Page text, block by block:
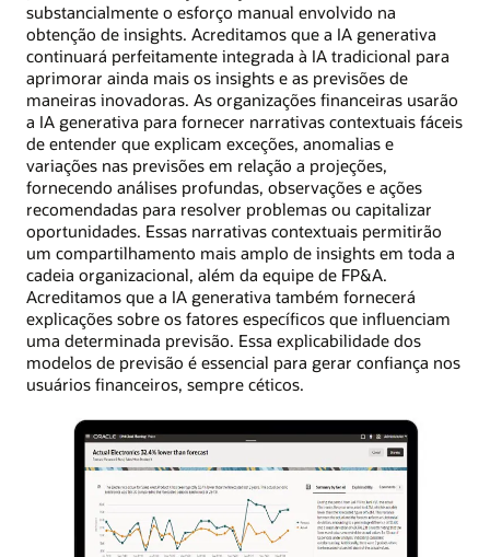
substancialmente o esforço manual envolvido na
obtenção de insights. Acreditamos que a IA generativa
continuará perfeitamente integrada à IA tradicional para
aprimorar ainda mais os insights e as previsões de
maneiras inovadoras. As organizações financeiras usarão
a IA generativa para fornecer narrativas contextuais fáceis
de entender que explicam exceções, anomalias e
variações nas previsões em relação a projeções,
fornecendo análises profundas, observações e ações
recomendadas para resolver problemas ou capitalizar
oportunidades. Essas narrativas contextuais permitirão
um compartilhamento mais amplo de insights em toda a
cadeia organizacional, além da equipe de FP&A.
Acreditamos que a IA generativa também fornecerá
explicações sobre os fatores específicos que influenciam
uma determinada previsão. Essa explicabilidade dos
modelos de previsão é essencial para gerar confiança nos
usuários financeiros, sempre céticos.